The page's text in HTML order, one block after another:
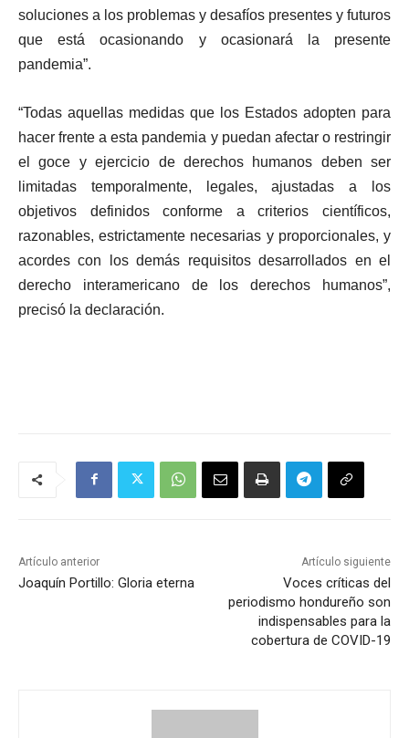
soluciones a los problemas y desafíos presentes y futuros
que está ocasionando y ocasionará la presente
pandemia”.
“Todas aquellas medidas que los Estados adopten para
hacer frente a esta pandemia y puedan afectar o restringir
el goce y ejercicio de derechos humanos deben ser
limitadas temporalmente, legales, ajustadas a los
objetivos definidos conforme a criterios científicos,
razonables, estrictamente necesarias y proporcionales, y
acordes con los demás requisitos desarrollados en el
derecho interamericano de los derechos humanos”,
precisó la declaración.
Artículo anterior
Joaquín Portillo: Gloria eterna
Artículo siguiente
Voces críticas del
periodismo hondureño son
indispensables para la
cobertura de COVID-19